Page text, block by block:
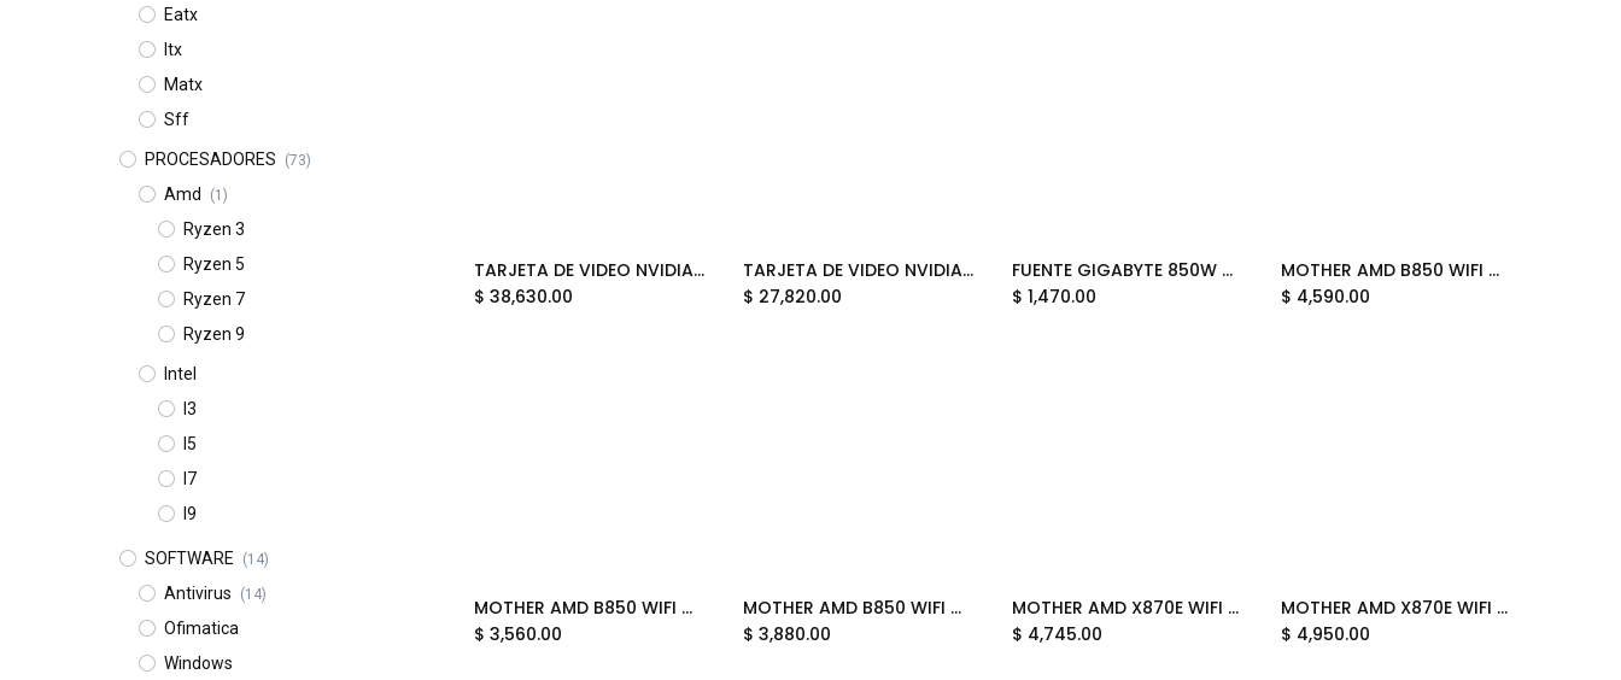
Eatx
Itx
Matx
Sff
PROCESADORES (73)
Amd (1)
Ryzen 3
Ryzen 5
Ryzen 7
Ryzen 9
Intel
I3
I5
I7
I9
SOFTWARE (14)
Antivirus (14)
Ofimatica
Windows
Add to Cart
TARJETA DE VIDEO NVIDIA GEFORCE RTX5080 16GB OC GDDR7 ASUS ROG ASTRAL WHITE 90YV0LV4-MVAA00 12M DE GARANTIA
$ 38,630.00
Add to Cart
TARJETA DE VIDEO NVIDIA GEFORCE RTX5070TI 16GB OC GDDR7 MSI GAMING FRIEREN EDITION RTX 5070 TI 16G FRIEREN EDITION OC 12M DE GARANTIA
$ 27,820.00
Add to Cart
FUENTE GIGABYTE 850W 80PLUS GOLD ATX MODULAR NEGRO GP-UD850GM PG5 V2 12M DE GARANTIA
$1,470.00
Add to Cart
MOTHER AMD B850 WIFI MSI MAG TOMAHAWK MAX II AM5 4XDDR5 256GB ATX MAG B850 TOMAHAWK MAX WIFI II 12M DE GARANTIA
$ 4,590.00
Add to Cart
MOTHER AMD B850 WIFI MSI MAG GAMING PLUS MAX AM5 4XDDR5 256GB ATX MAG B850 GAMING PLUS MAX WIFI 12M DE GARANTIA
$ 3,560.00
Add to Cart
MOTHER AMD B850 WIFI MSI MAG TOMAHAWK AM5 4XDDR5 256GB ATX MAG B850 TOMAHAWK WIFI 12M DE GARANTIA
$ 3,880.00
Add to Cart
MOTHER AMD X870E WIFI MSI PRO AM5 4XDDR5 256GB ATX PRO X870E-S EVO WIFI 12M DE GARANTIA
$ 4,745.00
Add to Cart
MOTHER AMD X870E WIFI MSI MAG GAMING MAX AM5 4XDDR5 256GB ATX MAG X870E GAMING MAX WIFI 12M DE GARANTIA
$ 4,950.00